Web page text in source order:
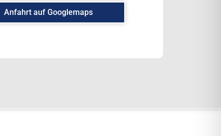
Anfahrt auf Googlemaps